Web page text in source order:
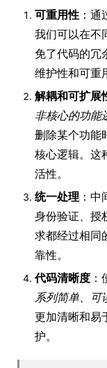
可重用性 ：通
我们可以在不
免了代码的冗
维护性和可重
解耦和可扩展
非核心的功能
删除某个功能
核心逻辑。这
活性。
统一处理 ：
身份验证、授
求都经过相同
靠性。
代码清晰度
系列简单、可
更加清晰和易
护。